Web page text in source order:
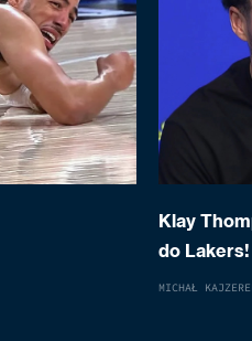
Klay
do Lakers!
MICHAŁ